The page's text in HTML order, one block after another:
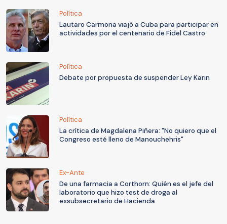
Política
Lautaro Carmona viajó a Cuba para participar en
actividades por el centenario de Fidel Castro
Política
Debate por propuesta de suspender Ley Karin
Política
La crítica de Magdalena Piñera: "No quiero que el
Congreso esté lleno de Manouchehris"
Ex-Ante
De una farmacia a Corthorn: Quién es el jefe del
laboratorio que hizo test de droga al
exsubsecretario de Hacienda